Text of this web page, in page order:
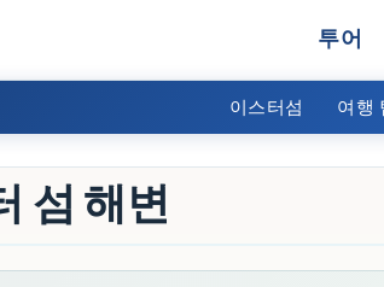
투어
이스터섬 여행
섬 해변